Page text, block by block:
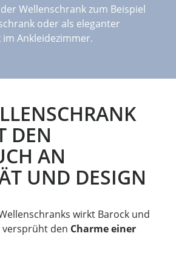
Wellenschrank zum Beispiel
oder als eleganter
Ankleidezimmer.
DEN
AN
UND DESIGN
wirkt Barock und
versprüht den Charme einer